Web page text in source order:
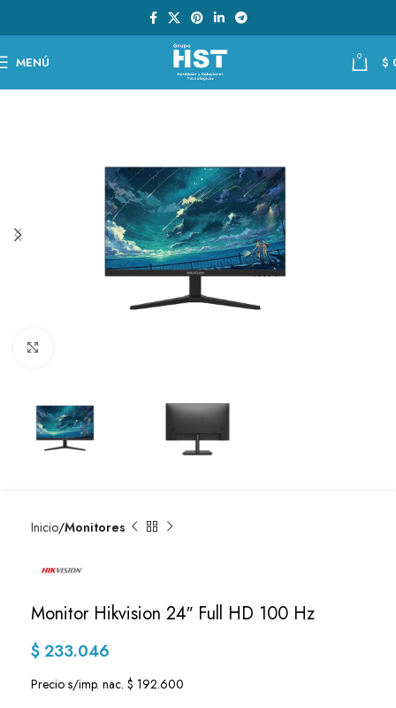
MENÚ 0 $
Inicio Monitores
Monitor Hikvision 24″ Full HD 100 Hz
$233.046
Precio s/imp. nac. $ 192.600